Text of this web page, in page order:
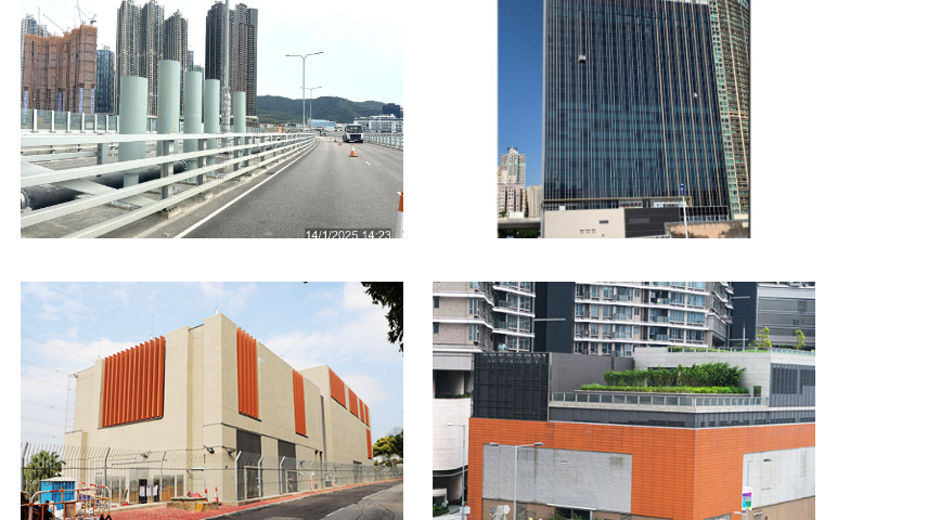
香港將軍澳跨灣連接路 - 跨
灣橋
香港紅磡中旅酒店